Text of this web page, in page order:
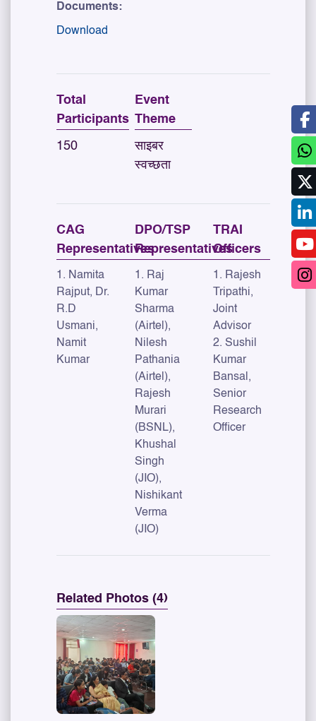
Documents:
Download
Total
Participants
150
Event
Theme
साइबर
स्वच्छता
CAG
Representatives
1. Namita
Rajput, Dr.
R.D
Usmani,
Namit
Kumar
DPO/TSP
Representatives
1. Raj
Kumar
Sharma
(Airtel),
Nilesh
Pathania
(Airtel),
Rajesh
Murari
(BSNL),
Khushal
Singh
(JIO),
Nishikant
Verma
(JIO)
TRAI
Officers
1. Rajesh
Tripathi,
Joint
Advisor
2. Sushil
Kumar
Bansal,
Senior
Research
Officer
Related Photos (4)